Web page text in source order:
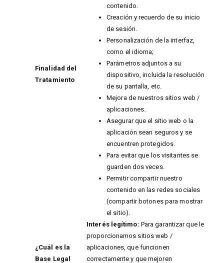
Finalidad del
Tratamiento
contenido.
Creación y recuerdo de su inicio
de sesión.
Personalización de la interfaz,
como el idioma;
Parámetros adjuntos a su
dispositivo, incluida la resolución
de su pantalla, etc.
Mejora de nuestros sitios web /
aplicaciones.
Asegurar que el sitio web o la
aplicación sean seguros y se
encuentren protegidos.
Para evitar que los visitantes se
guarden dos veces.
Permitir compartir nuestro
contenido en las redes sociales
(compartir botones para mostrar
el sitio).
¿Cuál es la
Base Legal
Interés legítimo: Para garantizar que le
proporcionamos sitios web /
aplicaciones, que funcionen
correctamente y que mejoren